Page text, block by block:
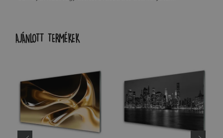
AJÁNLOTT TERMÉKEK